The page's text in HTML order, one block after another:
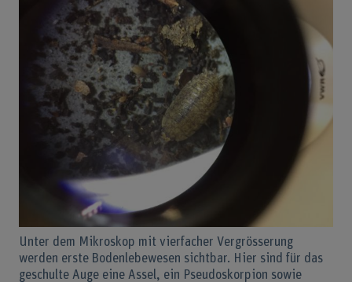
Unter dem Mikroskop mit vierfacher Vergrösserung
werden erste Bodenlebewesen sichtbar. Hier sind für das
geschulte Auge eine Assel, ein Pseudoskorpion sowie